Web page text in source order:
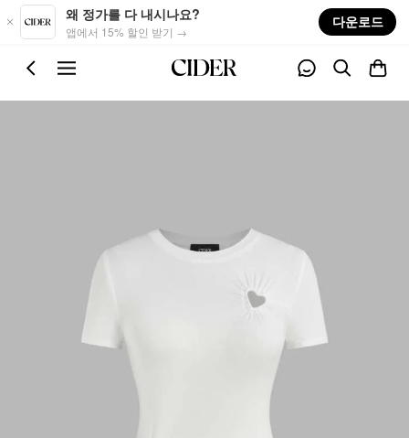
Skip to main content
왜 정가를 다 내시나요?
앱에서 15% 할인 받기 →
다운로드